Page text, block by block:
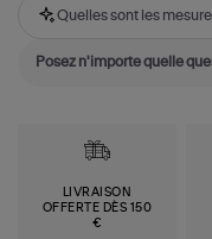
Quelles sont les
LIVRAISON
OFFERTE DÈS 150
€